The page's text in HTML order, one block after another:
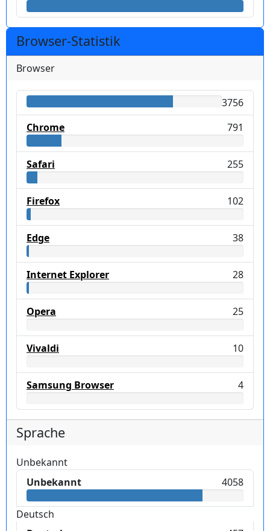
Browser-Statistik
Browser
3756
Chrome
791
Safari 255
Firefox 102
Edge 38
Internet Explorer 28
Opera 25
Vivaldi 10
Samsung Browser 4
Sprache
Unbekannt
Unbekannt
4058
Deutsch